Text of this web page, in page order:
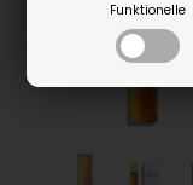
Funktionelle